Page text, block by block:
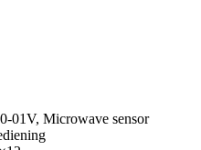
01V, Microwave sensor